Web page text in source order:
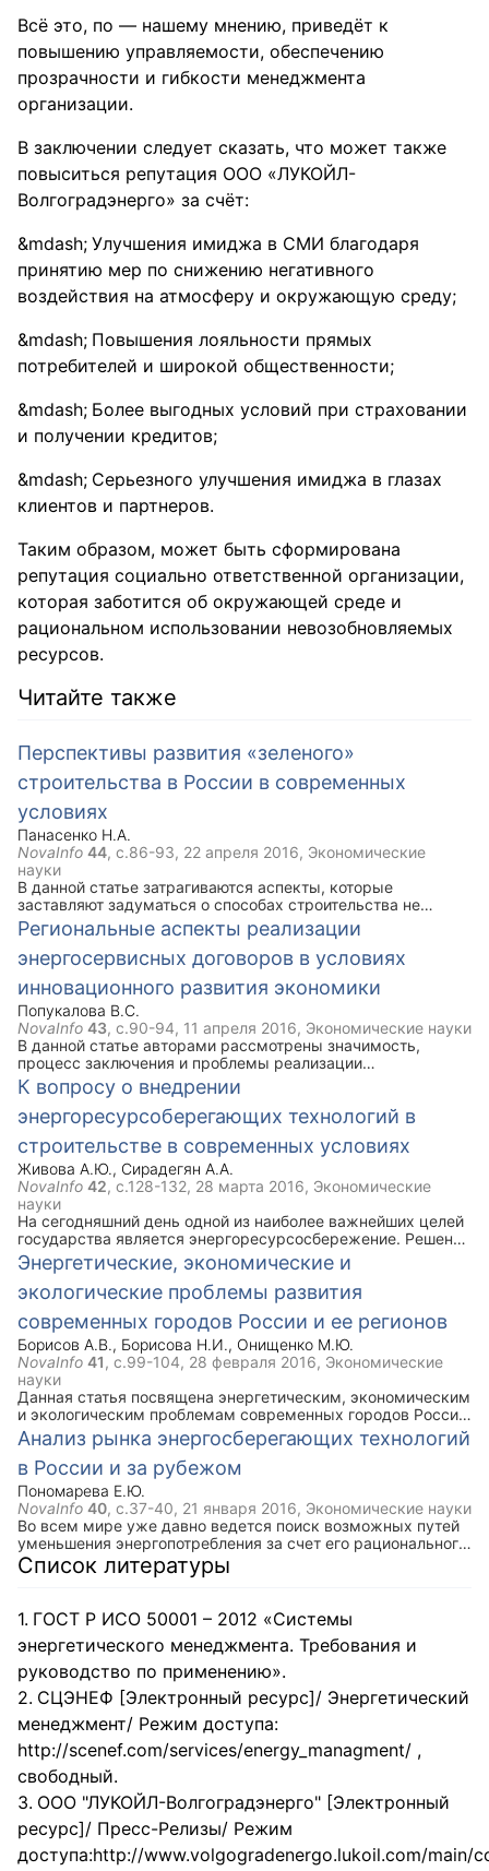
Всё это, по — нашему мнению, приведёт к
повышению управляемости, обеспечению
прозрачности и гибкости менеджмента
организации.
В заключении следует сказать, что может также
повыситься репутация ООО «ЛУКОЙЛ-
Волгоградэнерго» за счёт:
Улучшения имиджа в СМИ благодаря
принятию мер по снижению негативного
воздействия на атмосферу и окружающую среду;
Повышения лояльности прямых
потребителей и широкой общественности;
Более выгодных условий при страховании
и получении кредитов;
Серьезного улучшения имиджа в глазах
клиентов и партнеров.
Таким образом, может быть сформирована
репутация социально ответственной организации,
которая заботится об окружающей среде и
рациональном использовании невозобновляемых
ресурсов.
Читайте также
Перспективы развития «зеленого»
строительства в России в современных
условиях
Панасенко Н.А.
NovaInfo 44, с.86-93, 22 апреля 2016, Экономические
науки
В данной статье затрагиваются аспекты, которые
заставляют задуматься о способах строительства не
наносящих вред экологии. «Зеленое» строительство –
именно тот инструмент, с помощью которого можно
улучшить состояние окружающей среды. Но в России
существует ряд проблем, решив которые мы сможем
использовать энергоэффективные технологии в полной
мере.
Региональные аспекты реализации
энергосервисных договоров в условиях
инновационного развития экономики
Попукалова В.С.
NovaInfo 43, с.90-94, 11 апреля 2016, Экономические науки
В данной статье авторами рассмотрены значимость,
процесс заключения и проблемы реализации
энергосервисного договора в рамках проведения
программы по энергосбережению на федеральном и
региональных уровнях в условиях инновационного
развития экономики России.
К вопросу о внедрении
энергоресурсоберегающих технологий в
строительстве в современных условиях
Живова А.Ю., Сирадегян А.А.
NovaInfo 42, с.128-132, 28 марта 2016, Экономические
науки
На сегодняшний день одной из наиболее важнейших целей
государства является энергоресурсосбережение. Решения
данной проблемы благоприятно повлияет не только на
экономический рост страны, а так же на уровень жизни
граждан. В данной статье рассматриваться проблемы
энергосбережения в строительстве и пути решения данной
проблемы, так же применение новейших
энергосберегающих технологи при строительстве домов в
г. Волгоград.
Энергетические, экономические и
экологические проблемы развития
современных городов России и ее регионов
Борисов А.В., Борисова Н.И., Онищенко М.Ю.
NovaInfo 41 , с.99-104, 28 февраля 2016, Экономические
науки
Данная статья посвящена энергетическим, экономическим
и экологическим проблемам современных городов России
и её регионов. На основе проделанного исследования
выявлена и аргументирована потребность заключения
существующих в настоящее время трудностей. Решение
предоставленной проблемы будет благоприятно
сказываться в целой хозяйственной деятельности
регионов.
Анализ рынка энергосберегающих технологий
в России и за рубежом
Пономарева Е.Ю.
NovaInfo 40, с.37-40, 21 января 2016, Экономические науки
Во всем мире уже давно ведется поиск возможных путей
уменьшения энергопотребления за счет его рационального
использования, а также за счет применения
энергоэффективных технологий. Опыт зарубежных стран в
России очень актуален на данный момент, именно поэтому
подробно рассмотрен в данной статье. Также в статье
рассказывается о системе «умного» дома, которая
позволяет экономить на энергоресурсах, а также
обеспечивает комфортность проживания.
Список литературы
ГОСТ Р ИСО 50001 – 2012 «Системы
энергетического менеджмента. Требования и
руководство по применению».
СЦЭНЕФ [Электронный ресурс]/ Энергетический
менеджмент/ Режим доступа:
http://scenef.com/services/energy_managment/ ,
свободный.
ООО "ЛУКОЙЛ-Волгоградэнерго" [Электронный
ресурс]/ Пресс-Релизы/ Режим
доступа:http://www.volgogradenergo.lukoil.com/main/